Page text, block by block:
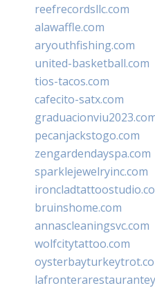
reefrecordsllc.com
alawaffle.com
aryouthfishing.com
united-basketball.com
tios-tacos.com
cafecito-satx.com
pecanjackstogo.com
zengardendayspa.com
sparklejewelryinc.com
bruinshome.com
annascleaningsvc.com
wolfcitytattoo.com